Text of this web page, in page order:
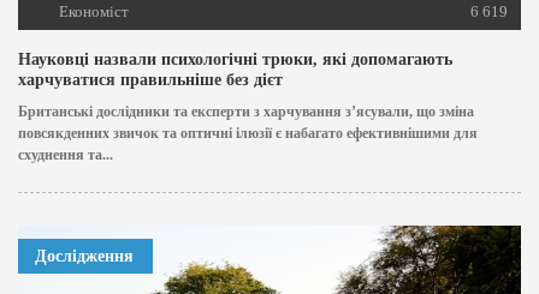
Економіст 6 619
Науковці назвали психологічні трюки, які допомагають
харчуватися правильніше без дієт
Британські дослідники та експерти з харчування з’ясували, що зміна
повсякденних звичок та оптичні ілюзії є набагато ефективнішими для
схуднення та...
Дослідження